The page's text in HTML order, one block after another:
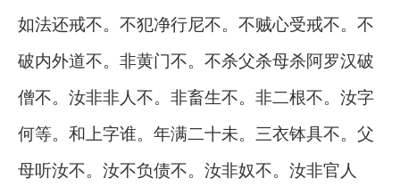
如法还戒不。不犯净行尼不。不贼心受戒不。不
破内外道不。非黄门不。不杀父杀母杀阿罗汉破
僧不。汝非非人不。非畜生不。非二根不。汝字
何等。和上字谁。年满二十未。三衣钵具不。父
母听汝不。汝不负债不。汝非奴不。汝非官人